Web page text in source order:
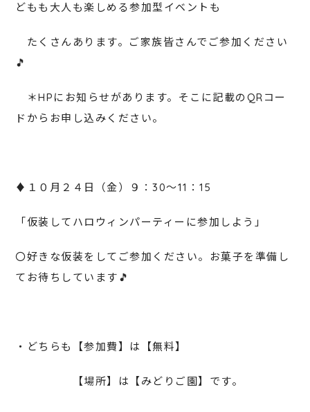
どもも大人も楽しめる参加型イベントも
たくさんあります。ご家族皆さんでご参加ください
🎵
＊HPにお知らせがあります。そこに記載のQRコー
ドからお申し込みください。
♦１０月２４日（金）９：30～11：15
「仮装してハロウィンパーティーに参加しよう」
〇好きな仮装をしてご参加ください。お菓子を準備し
てお待ちしています🎵
・どちらも【参加費】は【無料】
【場所】は【みどりご園】です。